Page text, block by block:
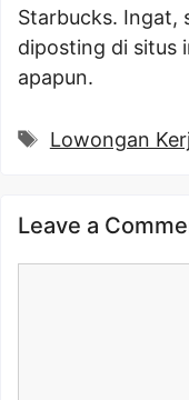
Starbucks. Ingat,
diposting di situs
apapun.
Tags
Lowongan
Leave a